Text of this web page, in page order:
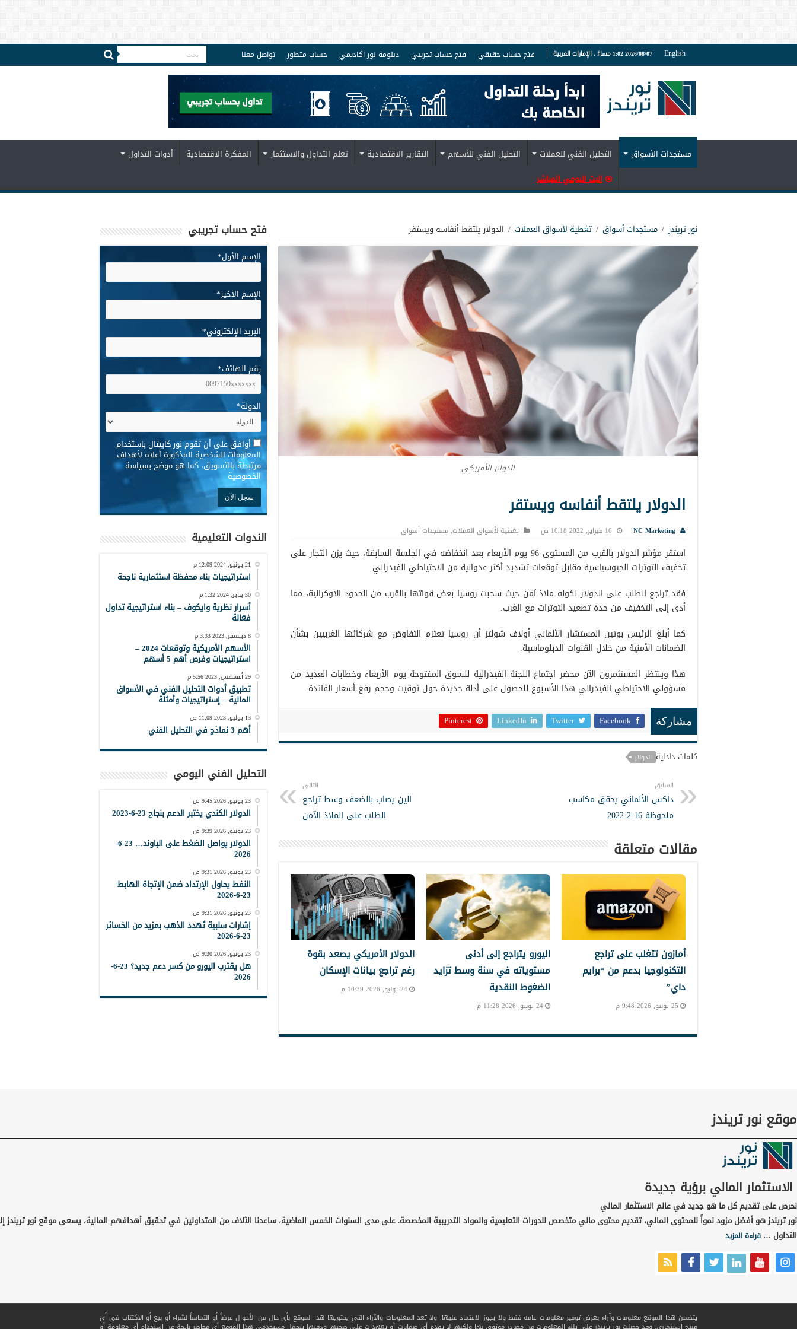
English 2026/08/07 1:02 مساءً ، الإمارات العربية فتح حساب حقيقي فتح حساب تجريبي دبلومة نور اكاديمي حساب متطور تواصل معنا
مستجدات الأسواق التحليل الفني للعملات التحليل الفني للأسهم التقارير الاقتصادية تعلم التداول والاستثمار المفكرة الاقتصادية
أدوات التداول
البث اليومي المباشر
نور تريندز / مستجدات أسواق / تغطية لأسواق العملات / الدولار يلتقط أنفاسه ويستقر
الدولار الأمريكي
الدولار يلتقط أنفاسه ويستقر
NC Marketing 16 فبراير, 2022 10:18 ص تغطية لأسواق العملات,مستجدات أسواق
استقر مؤشر الدولار بالقرب من المستوى 96 يوم الأربعاء بعد انخفاضه في الجلسة السابقة، حيث يزن التجار على
تخفيف التوترات الجيوسياسية مقابل توقعات تشديد أكثر عدوانية من الاحتياطي الفيدرالي.
فقد تراجع الطلب على الدولار لكونه ملاذ آمن حيث سحبت روسيا بعض قواتها بالقرب من الحدود الأوكرانية، مما
أدى إلى التخفيف من حدة تصعيد التوترات مع الغرب.
كما أبلغ الرئيس بوتين المستشار الألماني أولاف شولتز أن روسيا تعتزم التفاوض مع شركائها الغربيين بشأن
الضمانات الأمنية من خلال القنوات الدبلوماسية.
هذا وينتظر المستثمرون الآن محضر اجتماع اللجنة الفيدرالية للسوق المفتوحة يوم الأربعاء وخطابات العديد من
مسؤولي الاحتياطي الفيدرالي هذا الأسبوع للحصول على أدلة جديدة حول توقيت وحجم رفع أسعار الفائدة.
مشاركة Facebook
Twitter
LinkedIn
Pinterest
كلمات دلالية الدولار
السابق
داكس الألماني يحقق مكاسب
ملحوظة 16-2-2022
التالي
الين يصاب بالضعف وسط تراجع
الطلب على الملاذ الآمن
مقالات متعلقة
أمازون تتغلب على تراجع
التكنولوجيا بدعم من “برايم
داي”
25 يونيو, 2026 9:48 م
اليورو يتراجع إلى أدنى
مستوياته في سنة وسط تزايد
الضغوط النقدية
24 يونيو, 2026 11:28 م
الدولار الأمريكي يصعد بقوة
رغم تراجع بيانات الإسكان
24 يونيو, 2026 10:39 م
فتح حساب تجريبي
الإسم الأول*
الإسم الأخير*
البريد الإلكتروني*
رقم الهاتف*
الدولة*
* أوافق على أن تقوم نور كابيتال باستخدام
المعلومات الشخصية المذكورة أعلاه لأهداف
مرتبطة بالتسويق، كما هو موضح بسياسة
الخصوصية
الندوات التعليمية
21 يونيو, 2024 12:09 م
استراتيجيات بناء محفظة استثمارية ناجحة
30 يناير, 2024 1:32 م
أسرار نظرية وايكوف – بناء استراتيجية تداول
فعّالة
8 ديسمبر, 2023 3:33 م
الأسهم الأمريكية وتوقعات 2024 –
استراتيجيات وفرص أهم 5 أسهم
29 أغسطس, 2023 5:56 م
تطبيق أدوات التحليل الفني في الأسواق
المالية – إستراتيجيات وأمثلة
13 يوليو, 2023 11:09 ص
أهم 3 نماذج في التحليل الفني
التحليل الفني اليومي
23 يونيو, 2026 9:45 ص
الدولار الكندي يختبر الدعم بنجاح 23-6-2023
23 يونيو, 2026 9:39 ص
الدولار يواصل الضغط على الباوند… 23-6-
2026
23 يونيو, 2026 9:31 ص
النفط يحاول الإرتداد ضمن الإتجاة الهابط
23-6-2026
23 يونيو, 2026 9:31 ص
إشارات سلبية تُهدد الذهب بمزيد من الخسائر
23-6-2026
23 يونيو, 2026 9:30 ص
هل يقترب اليورو من كسر دعم جديد؟ 23-6-
2026
موقع نور تريندز
الاستثمار المالي برؤية جديدة
نحرص على تقديم كل ما هو جديد في عالم الاستثمار المالي
نور تريندز هو أفضل مزود نمواً للمحتوى المالي، تقديم محتوى مالي متخصص للدورات التعليمية والمواد التدريبية المخصصة. على مدى السنوات الخمس الماضية، ساعدنا الآلاف من المتداولين في تحقيق أهدافهم المالية، يسعى موقع نور تريندز
التداول … قراءة المزيد
يتضمن هذا الموقع معلومات وآراء بغرض توفير معلومات عامة فقط ولا يجوز الاعتماد عليها. ولا تعد المعلومات والآراء التي يحتويها هذا الموقع بأي حال من الأحوال عرضاً أو التماساً لشراء أو بيع أو الاكتتاب في أي